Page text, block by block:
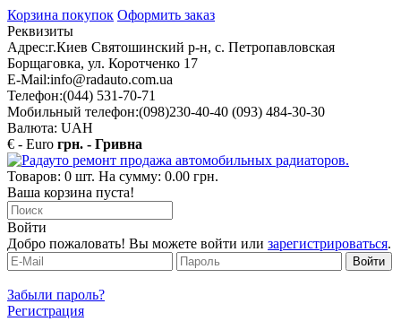
Корзина покупок Оформить заказ
Реквизиты
Адрес:г.Киев Святошинский р-н, с. Петропавловская
Борщаговка, ул. Коротченко 17
E-Mail:info@radauto.com.ua
Телефон:(044) 531-70-71
Мобильный телефон:(098)230-40-40 (093) 484-30-30
Валюта: UAH
€ - Euro грн. - Гривна
Товаров: 0 шт. На сумму: 0.00 грн.
Ваша корзина пуста!
Войти
Добро пожаловать! Вы можете войти или зарегистрироваться.
Забыли пароль?
Регистрация